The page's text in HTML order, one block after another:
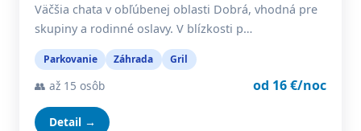
Väčšia chata v obľúbenej oblasti Dobrá, vhodná pre
skupiny a rodinné oslavy. V blízkosti p…
Parkovanie Záhrada Gril
👥 až 15 osôb od 16 €/noc
Detail →